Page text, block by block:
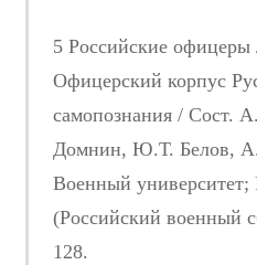
5 Российские
Офицерский корпус
самопознания / Сост.
Домнин, Ю.Т. Белов,
Военный университет;
(Российский военный
128.